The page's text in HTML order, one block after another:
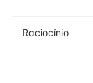
Raciocínio